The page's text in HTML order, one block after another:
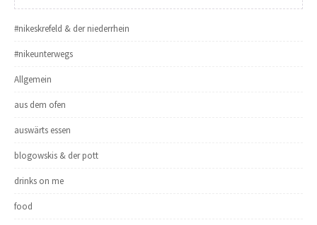
#nikeskrefeld & der niederrhein
#nikeunterwegs
Allgemein
aus dem ofen
auswärts essen
blogowskis & der pott
drinks on me
food